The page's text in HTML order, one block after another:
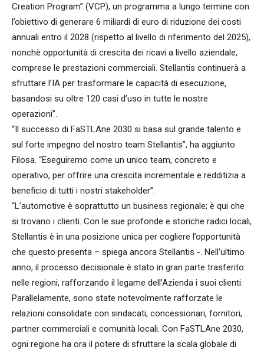
Creation Program” (VCP), un programma a lungo termine con
l’obiettivo di generare 6 miliardi di euro di riduzione dei costi
annuali entro il 2028 (rispetto al livello di riferimento del 2025),
nonchè opportunità di crescita dei ricavi a livello aziendale,
comprese le prestazioni commerciali. Stellantis continuerà a
sfruttare l’IA per trasformare le capacità di esecuzione,
basandosi su oltre 120 casi d’uso in tutte le nostre
operazioni”.
“Il successo di FaSTLAne 2030 si basa sul grande talento e
sul forte impegno del nostro team Stellantis”, ha aggiunto
Filosa. “Eseguiremo come un unico team, concreto e
operativo, per offrire una crescita incrementale e redditizia a
beneficio di tutti i nostri stakeholder”.
“L’automotive è soprattutto un business regionale; è qui che
si trovano i clienti. Con le sue profonde e storiche radici locali,
Stellantis è in una posizione unica per cogliere l’opportunità
che questo presenta – spiega ancora Stellantis -. Nell’ultimo
anno, il processo decisionale è stato in gran parte trasferito
nelle regioni, rafforzando il legame dell’Azienda i suoi clienti.
Parallelamente, sono state notevolmente rafforzate le
relazioni consolidate con sindacati, concessionari, fornitori,
partner commerciali e comunità locali. Con FaSTLAne 2030,
ogni regione ha ora il potere di sfruttare la scala globale di